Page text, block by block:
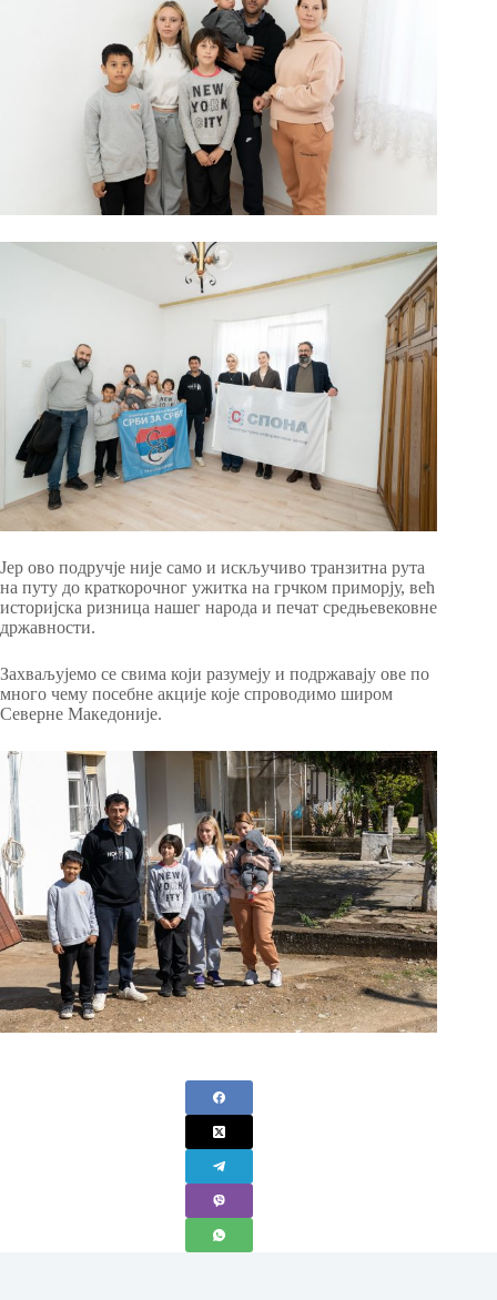
Јер ово подручје није само и искључиво транзитна рута
на путу до краткорочног ужитка на грчком приморју, већ
историјска ризница нашег народа и печат средњевековне
државности.
Захваљујемо се свима који разумеју и подржавају ове по
много чему посебне акције које спроводимо широм
Северне Македоније.